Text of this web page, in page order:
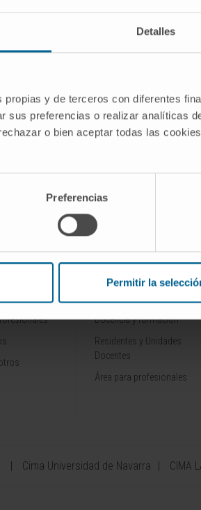
Detalles
propias y de terceros con diferentes
sus preferencias o realizar analíticas
o bien aceptar todas las
Preferencias
Permitir la
de la Clínica Universidad de Navarra
única para tomar decisiones
de profesionales de la
de Navarra no se responsabiliza
INVESTIGACIÓN Y
Docencia y formación
Residentes y Unidades
Docentes
Área para profesionales
Cima Universidad de Navarra CIMA